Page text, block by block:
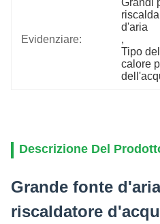
Evidenziare:
Grandi
d'aria
,
Tipo
calore
Descrizione Del
Grande fonte
riscaldatore